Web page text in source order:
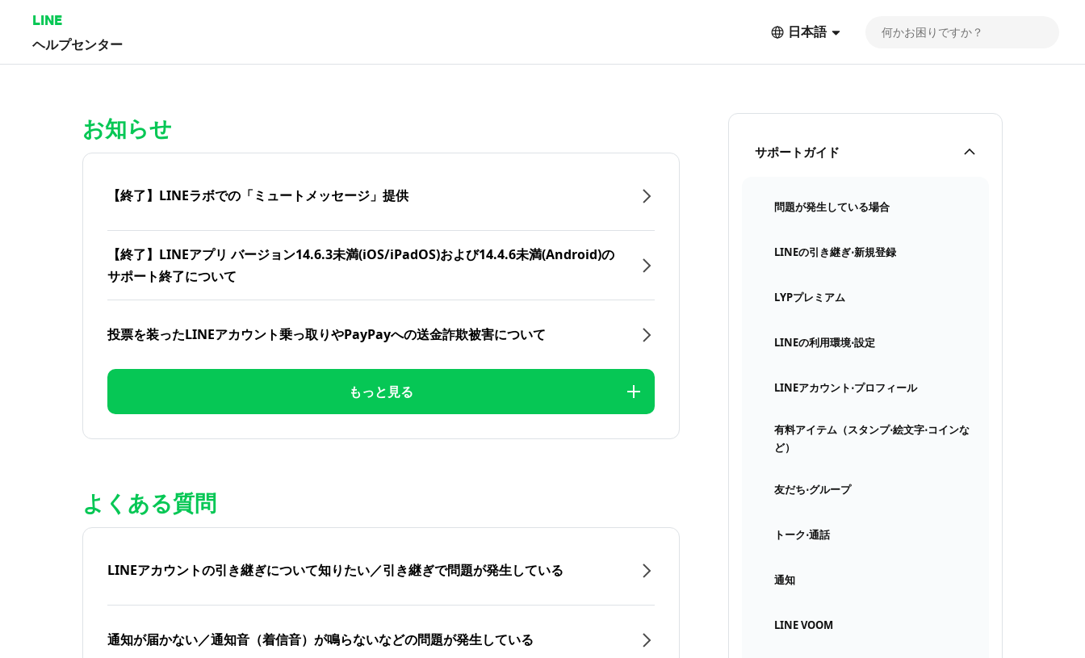
LINE
ヘルプセンター
日本語
サポートガイド
問題が発生している場合
LINEの引き継ぎ⋅新規登録
LYPプレミアム
LINEの利用環境⋅設定
LINEアカウント⋅プロフィール
有料アイテム（スタンプ⋅絵文字⋅コインな
ど）
友だち⋅グループ
トーク⋅通話
通知
LINE VOOM
お知らせ
【終了】LINEラボでの「ミュートメッセージ」提供
【終了】LINEアプリ バージョン14.6.3未満(iOS/iPadOS)および14.4.6未満(Android)の
サポート終了について
投票を装ったLINEアカウント乗っ取りやPayPayへの送金詐欺被害について
もっと見る
よくある質問
LINEアカウントの引き継ぎについて知りたい／引き継ぎで問題が発生している
通知が届かない／通知音（着信音）が鳴らないなどの問題が発生している